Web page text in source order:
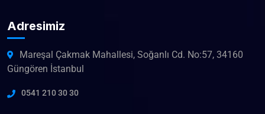
Adresimiz
Mareşal Çakmak Mahallesi, Soğanlı Cd. No:57, 34160
Güngören İstanbul
0541 210 30 30